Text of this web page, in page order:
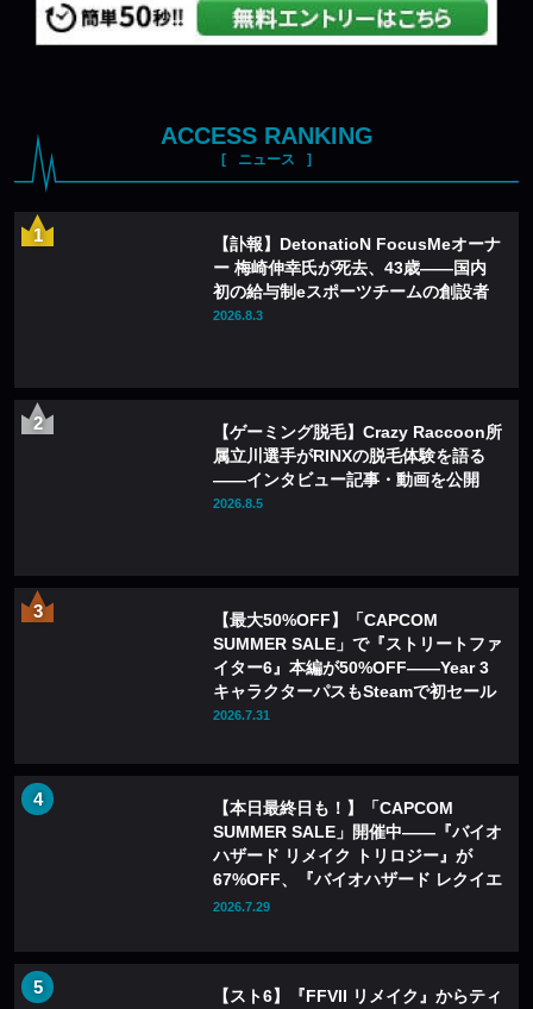
ACCESS RANKING
ニュース
【訃報】DetonatioN FocusMeオーナ
ー 梅崎伸幸氏が死去、43歳——国内
初の給与制eスポーツチームの創設者
2026.8.3
【ゲーミング脱毛】Crazy Raccoon所
属立川選手がRINXの脱毛体験を語る
——インタビュー記事・動画を公開
2026.8.5
【最大50%OFF】「CAPCOM
SUMMER SALE」で『ストリートファ
イター6』本編が50%OFF——Year 3
キャラクターパスもSteamで初セール
2026.7.31
【本日最終日も！】「CAPCOM
SUMMER SALE」開催中——『バイオ
ハザード リメイク トリロジー』が
67%OFF、『バイオハザード レクイエ
ム』も20%OFFに
2026.7.29
【スト6】『FFVII リメイク』からティ